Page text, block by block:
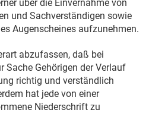
über die Einvernahme von
und Sachverständigen sowie
Augenscheines aufzunehmen.
abzufassen, daß bei
Sache Gehörigen der Verlauf
richtig und verständlich
hat jede von einer
Niederschrift zu